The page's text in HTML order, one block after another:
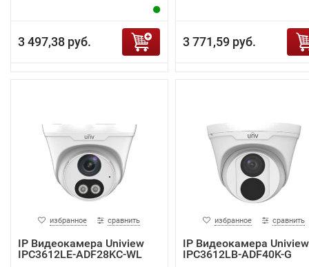
3 497,38 руб. 3 771,59 руб.
избранное сравнить
IP Видеокамера Uniview
IPC3612LE-ADF28KC-WL
избранное сравнить
IP Видеокамера Uniview
IPC3612LB-ADF40K-G